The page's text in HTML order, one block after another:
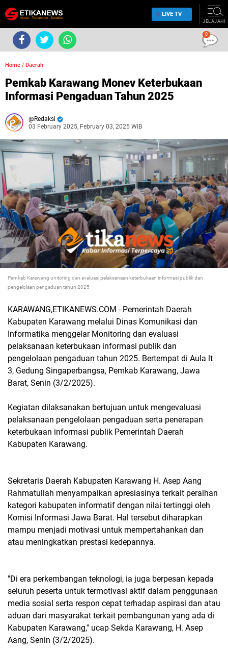
LIVE TV
JELAJAHI
Home / Daerah
Pemkab Karawang Monev Keterbukaan
Informasi Pengaduan Tahun 2025
Redaksi
03 February 2025, February 03, 2025 WIB
Pemkab Karawang onitoring dan evaluasi pelaksanaan keterbukaan informasi publik dan
pengelolaan pengaduan tahun 2025
KARAWANG,ETIKANEWS.COM - Pemerintah Daerah
Kabupaten Karawang melalui Dinas Komunikasi dan
Informatika menggelar Monitoring dan evaluasi
pelaksanaan keterbukaan informasi publik dan
pengelolaan pengaduan tahun 2025. Bertempat di Aula lt
3, Gedung Singaperbangsa, Pemkab Karawang, Jawa
Barat, Senin (3/2/2025).
Kegiatan dilaksanakan bertujuan untuk mengevaluasi
pelaksanaan pengelolaan pengaduan serta penerapan
keterbukaan informasi publik Pemerintah Daerah
Kabupaten Karawang.
Sekretaris Daerah Kabupaten Karawang H. Asep Aang
Rahmatullah menyampaikan apresiasinya terkait peraihan
kategori kabupaten informatif dengan nilai tertinggi oleh
Komisi Informasi Jawa Barat. Hal tersebut diharapkan
mampu menjadi motivasi untuk mempertahankan dan
atau meningkatkan prestasi kedepannya.
"Di era perkembangan teknologi, ia juga berpesan kepada
seluruh peserta untuk termotivasi aktif dalam penggunaan
media sosial serta respon cepat terhadap aspirasi dan atau
aduan dari masyarakat terkait pembangunan yang ada di
Kabupaten Karawang," ucap Sekda Karawang, H. Asep
Aang, Senin (3/2/2025).
0